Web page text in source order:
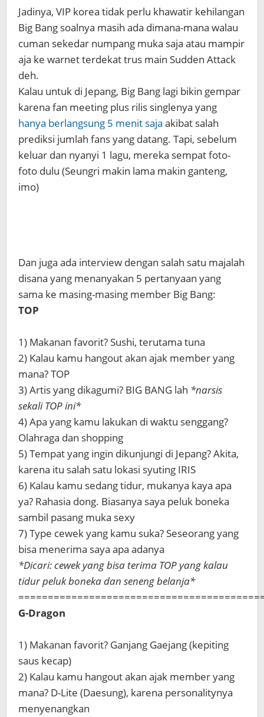
Jadinya, VIP korea tidak perlu khawatir kehilangan
Big Bang soalnya masih ada dimana-mana walau
cuman sekedar numpang muka saja atau mampir
aja ke warnet terdekat trus main Sudden Attack
deh.
Kalau untuk di Jepang, Big Bang lagi bikin gempar
karena fan meeting plus rilis singlenya yang
hanya berlangsung 5 menit sajaakibat salah
prediksi jumlah fans yang datang. Tapi, sebelum
keluar dan nyanyi 1 lagu, mereka sempat foto-
foto dulu (Seungri makin lama makin ganteng,
imo)
Dan juga ada interview dengan salah satu majalah
disana yang menanyakan 5 pertanyaan yang
sama ke masing-masing member Big Bang:
TOP
1) Makanan favorit? Sushi, terutama tuna
2) Kalau kamu hangout akan ajak member yang
mana? TOP
3) Artis yang dikagumi? BIG BANG lah *narsis
sekali TOP ini*
4) Apa yang kamu lakukan di waktu senggang?
Olahraga dan shopping
5) Tempat yang ingin dikunjungi di Jepang? Akita,
karena itu salah satu lokasi syuting IRIS
6) Kalau kamu sedang tidur, mukanya kaya apa
ya? Rahasia dong. Biasanya saya peluk boneka
sambil pasang muka sexy
7) Type cewek yang kamu suka? Seseorang yang
bisa menerima saya apa adanya
*Dicari: cewek yang bisa terima TOP yang kalau
tidur peluk boneka dan seneng belanja*
G-Dragon
1) Makanan favorit? Ganjang Gaejang (kepiting
saus kecap)
2) Kalau kamu hangout akan ajak member yang
mana? D-Lite (Daesung), karena personalitynya
menyenangkan